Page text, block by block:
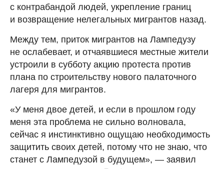
с контрабандой людей, укрепление границ
и возвращение нелегальных мигрантов назад.
Между тем, приток мигрантов на Лампедузу
не ослабевает, и отчаявшиеся местные жители
устроили в субботу акцию протеста против
плана по строительству нового палаточного
лагеря для мигрантов.
«У меня двое детей, и если в прошлом году
меня эта проблема не сильно волновала,
сейчас я инстинктивно ощущаю необходимость
защитить своих детей, потому что не знаю, что
станет с Лампедузой в будущем», — заявил